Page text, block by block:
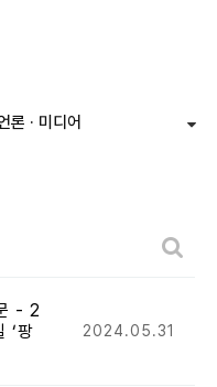
론 · 미디어
- 2
‘팡
2024.05.31